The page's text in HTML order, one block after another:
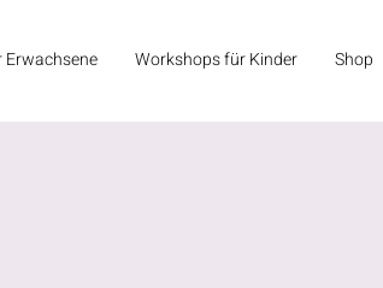
Workshops für Kinder Shop